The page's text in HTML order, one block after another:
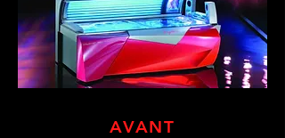
AVANT